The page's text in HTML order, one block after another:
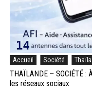
Accueil Société
THAÏLANDE – SOCIÉTÉ :
les réseaux sociaux